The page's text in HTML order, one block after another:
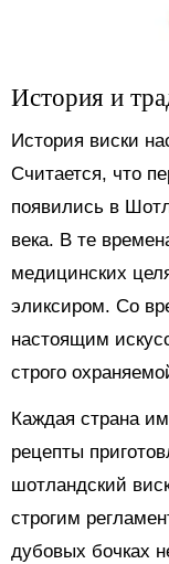
История и
История виски
Считается, что
появились в
века. В те
медицинских
эликсиром. Со
настоящим
строго
Каждая страна
рецепты
шотландский
строгим
дубовых бочках